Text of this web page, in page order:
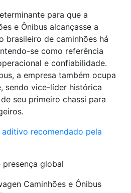
para que a
e Ônibus alcançasse a
brasileiro de caminhões há
se como referência
e confiabilidade.
a empresa também ocupa
sendo vice-líder histórica
seu primeiro chassi para
aditivo recomendado pela
global
Caminhões e Ônibus